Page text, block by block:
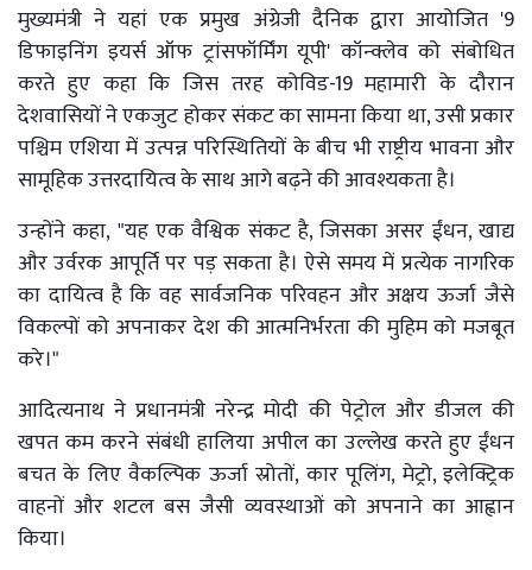
मुख्यमंत्री ने यहां एक प्रमुख अंग्रेजी दैनिक द्वारा आयोजित '9
डिफाइनिंग इयर्स ऑफ ट्रांसफॉर्मिंग यूपी' कॉन्क्लेव को संबोधित
करते हुए कहा कि जिस तरह कोविड-19 महामारी के दौरान
देशवासियों ने एकजुट होकर संकट का सामना किया था, उसी प्रकार
पश्चिम एशिया में उत्पन्न परिस्थितियों के बीच भी राष्ट्रीय भावना और
सामूहिक उत्तरदायित्व के साथ आगे बढ़ने की आवश्यकता है।
उन्होंने कहा, "यह एक वैश्विक संकट है, जिसका असर ईंधन, खाद्य
और उर्वरक आपूर्ति पर पड़ सकता है। ऐसे समय में प्रत्येक नागरिक
का दायित्व है कि वह सार्वजनिक परिवहन और अक्षय ऊर्जा जैसे
विकल्पों को अपनाकर देश की आत्मनिर्भरता की मुहिम को मजबूत
करे।"
आदित्यनाथ ने प्रधानमंत्री नरेन्द्र मोदी की पेट्रोल और डीजल की
खपत कम करने संबंधी हालिया अपील का उल्लेख करते हुए ईंधन
बचत के लिए वैकल्पिक ऊर्जा स्रोतों, कार पूलिंग, मेट्रो, इलेक्ट्रिक
वाहनों और शटल बस जैसी व्यवस्थाओं को अपनाने का आह्वान
किया।